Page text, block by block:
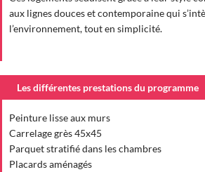
aux lignes douces et contemporaine qui
l’environnement, tout en simplicité.
Les différentes prestations du programme
Peinture lisse aux murs
Carrelage grès 45x45
Parquet stratifié dans les chambres
Placards aménagés